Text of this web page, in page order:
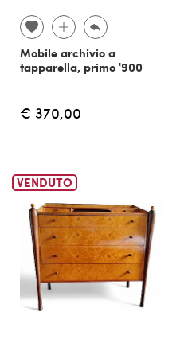
Mobile archivio a
tapparella, primo '900
€ 370,00
VENDUTO